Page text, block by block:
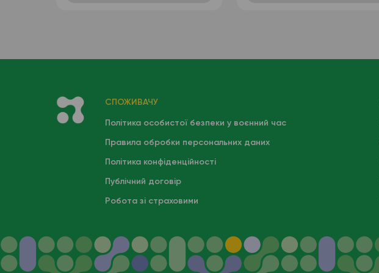
СПОЖИВАЧУ
Політика особистої безпеки у воєнний час
Правила обробки персональних даних
Політика конфіденційності
Публічний договір
Робота зі страховими